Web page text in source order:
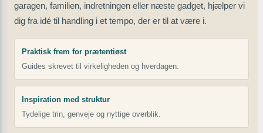
garagen, familien, indretningen eller næste gadget, hjælper vi
dig fra idé til handling i et tempo, der er til at være i.
Praktisk frem for prætentiøst
Guides skrevet til virkeligheden og hverdagen.
Inspiration med struktur
Tydelige trin, genveje og nyttige overblik.